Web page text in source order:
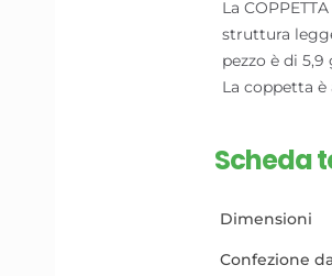
La
struttura
pezzo è di
La coppetta
Scheda
Dimensioni
Confezione